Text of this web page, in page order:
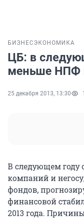
БИЗНЕС ЭКОНОМИКА
ЦБ: в
меньше НПФ
25 декабря 2013, 13:30
В следующем году
компаний и
фондов,
финансовой
2013 года.